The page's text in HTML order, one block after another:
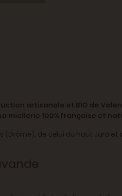
artisanale et BIO de
miellerie 100% française et
de celui du haut Jura et